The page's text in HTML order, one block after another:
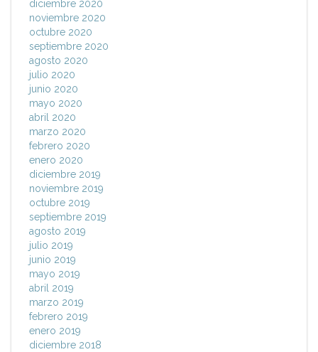
diciembre 2020
noviembre 2020
octubre 2020
septiembre 2020
agosto 2020
julio 2020
junio 2020
mayo 2020
abril 2020
marzo 2020
febrero 2020
enero 2020
diciembre 2019
noviembre 2019
octubre 2019
septiembre 2019
agosto 2019
julio 2019
junio 2019
mayo 2019
abril 2019
marzo 2019
febrero 2019
enero 2019
diciembre 2018